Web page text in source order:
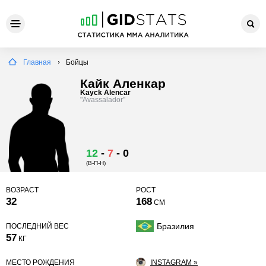
Главная Бойцы
Кайк Аленкар
Kayck Alencar
"Avassalador"
12 - 7 - 0
(В-П-Н)
ВОЗРАСТ
32
РОСТ
168 СМ
ПОСЛЕДНИЙ ВЕС
57 КГ
Бразилия
МЕСТО РОЖДЕНИЯ
INSTAGRAM »